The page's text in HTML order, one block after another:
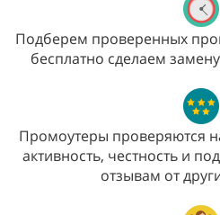
Подберем проверенных
бесплатно сделаем
Промоутеры проверяются
активность, честность и
отзывам от